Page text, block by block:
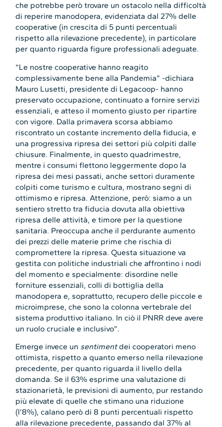
che potrebbe però trovare un ostacolo nella difficoltà
di reperire manodopera, evidenziata dal 27% delle
cooperative (in crescita di 5 punti percentuali
rispetto alla rilevazione precedente), in particolare
per quanto riguarda figure professionali adeguate.
“Le nostre cooperative hanno reagito
complessivamente bene alla Pandemia” -dichiara
Mauro Lusetti, presidente di Legacoop- hanno
preservato occupazione, continuato a fornire servizi
essenziali, e atteso il momento giusto per ripartire
con vigore. Dalla primavera scorsa abbiamo
riscontrato un costante incremento della fiducia, e
una progressiva ripresa dei settori più colpiti dalle
chiusure. Finalmente, in questo quadrimestre,
mentre i consumi flettono leggermente dopo la
ripresa dei mesi passati, anche settori duramente
colpiti come turismo e cultura, mostrano segni di
ottimismo e ripresa. Attenzione, però: siamo a un
sentiero stretto tra fiducia dovuta alla obiettiva
ripresa delle attività, e timore per la questione
sanitaria. Preoccupa anche il perdurante aumento
dei prezzi delle materie prime che rischia di
compromettere la ripresa. Questa situazione va
gestita con politiche industriali che affrontino i nodi
del momento e specialmente: disordine nelle
forniture essenziali, colli di bottiglia della
manodopera e, soprattutto, recupero delle piccole e
microimprese, che sono la colonna vertebrale del
sistema produttivo italiano. In ciò il PNRR deve avere
un ruolo cruciale e inclusivo”.
Emerge invece un sentimentdei cooperatori meno
ottimista, rispetto a quanto emerso nella rilevazione
precedente, per quanto riguarda il livello della
domanda. Se il 63% esprime una valutazione di
stazionarietà, le previsioni di aumento, pur restando
più elevate di quelle che stimano una riduzione
(l’8%), calano però di 8 punti percentuali rispetto
alla rilevazione precedente, passando dal 37% al